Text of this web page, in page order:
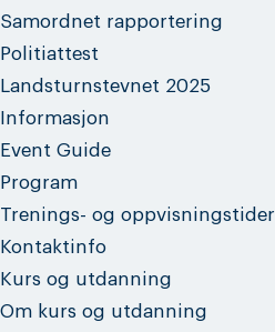
Samordnet rapportering
Politiattest
Landsturnstevnet 2025
Informasjon
Event Guide
Program
Trenings- og oppvisningstider
Kontaktinfo
Kurs og utdanning
Om kurs og utdanning